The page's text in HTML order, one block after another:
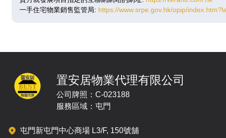
12&13
/ F
-
$3.22億
@80,000
一手住宅物業銷售監管局: https://www.srpe.gov.hk/opip/
置安居物業代理有限公司
公司牌照：C-023188
服務區域：屯門
屯門新屯門中心商場 L3/F, 150號舖